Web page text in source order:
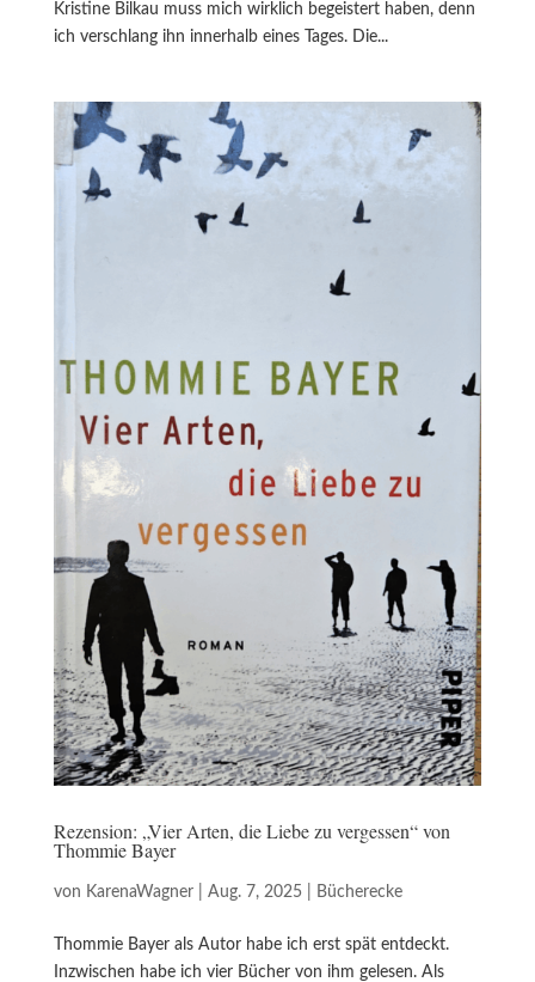
Kristine Bilkau muss mich wirklich begeistert haben, denn
ich verschlang ihn innerhalb eines Tages. Die...
Rezension: „Vier Arten, die Liebe zu vergessen“ von
Thommie Bayer
von KarenaWagner| Aug. 7, 2025| Bücherecke
Thommie Bayer als Autor habe ich erst spät entdeckt.
Inzwischen habe ich vier Bücher von ihm gelesen. Als